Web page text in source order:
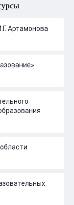
Артамонова